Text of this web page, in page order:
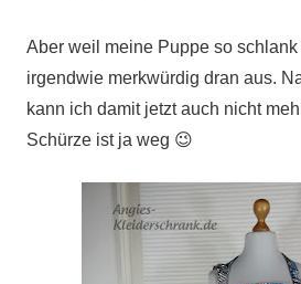
Aber weil meine Puppe so schlank
irgendwie merkwürdig dran aus.
kann ich damit jetzt auch nicht
Schürze ist ja weg 😉